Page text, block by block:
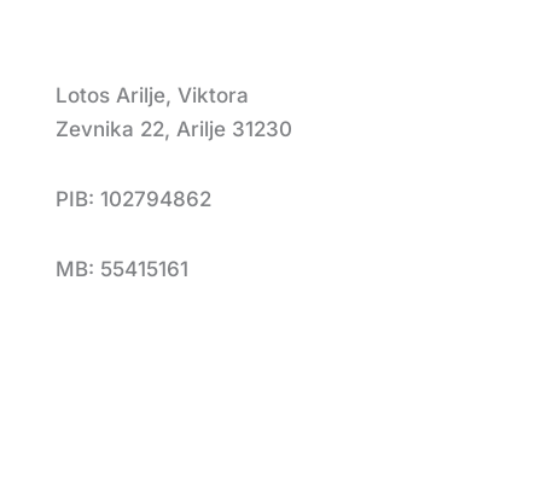
Lotos Arilje, Viktora
Zevnika 22, Arilje 31230
PIB: 102794862
MB: 55415161